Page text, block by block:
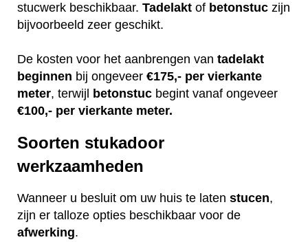
stucwerk beschikbaar. Tadelakt of betonstuc zijn
bijvoorbeeld zeer geschikt.
De kosten voor het aanbrengen van tadelakt
beginnen bij ongeveer €175,- per vierkante
meter, terwijl betonstuc begint vanaf ongeveer
€100,- per vierkante meter.
Soorten stukadoor
werkzaamheden
Wanneer u besluit om uw huis te laten stucen,
zijn er talloze opties beschikbaar voor de
afwerking.